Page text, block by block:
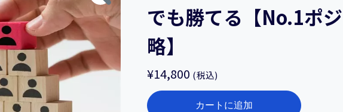
でも勝てる【No.1ポ
略】
¥14,800 (税込)
通
カートに追加